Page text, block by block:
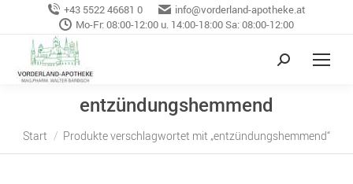
+43 5522 46681 0
info@vorderland-apotheke.at
Mo-Fr: 08:00-12:00 u. 14:00-18:00 Sa: 08:00-12:00
entzündungshemmend
Sie befinden sich hier:
Start Produkte verschlagwortet mit „entzündungshemmend“